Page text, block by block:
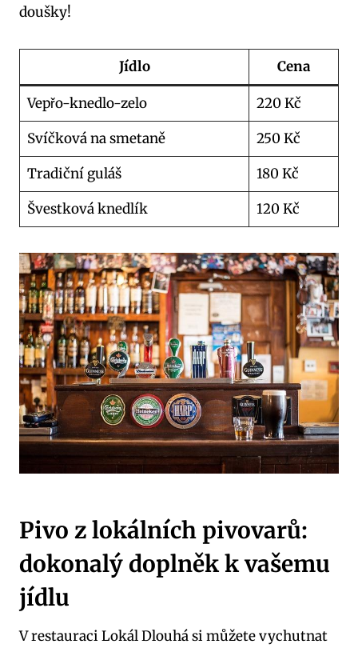
doušky!
Jídlo Cena
Vepřo-knedlo-zelo
220 Kč
Svíčková na smetaně
250 Kč
Tradiční guláš
180 Kč
Švestková knedlík
120 Kč
Pivo z lokálních pivovarů:
dokonalý doplněk k vašemu
jídlu
V restauraci Lokál Dlouhá si můžete vychutnat